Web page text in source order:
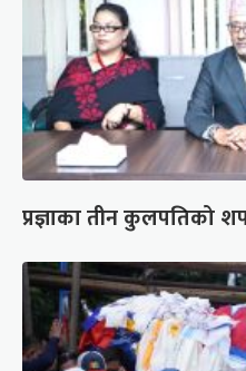
प्रज्ञाका तीन कुलपतिको